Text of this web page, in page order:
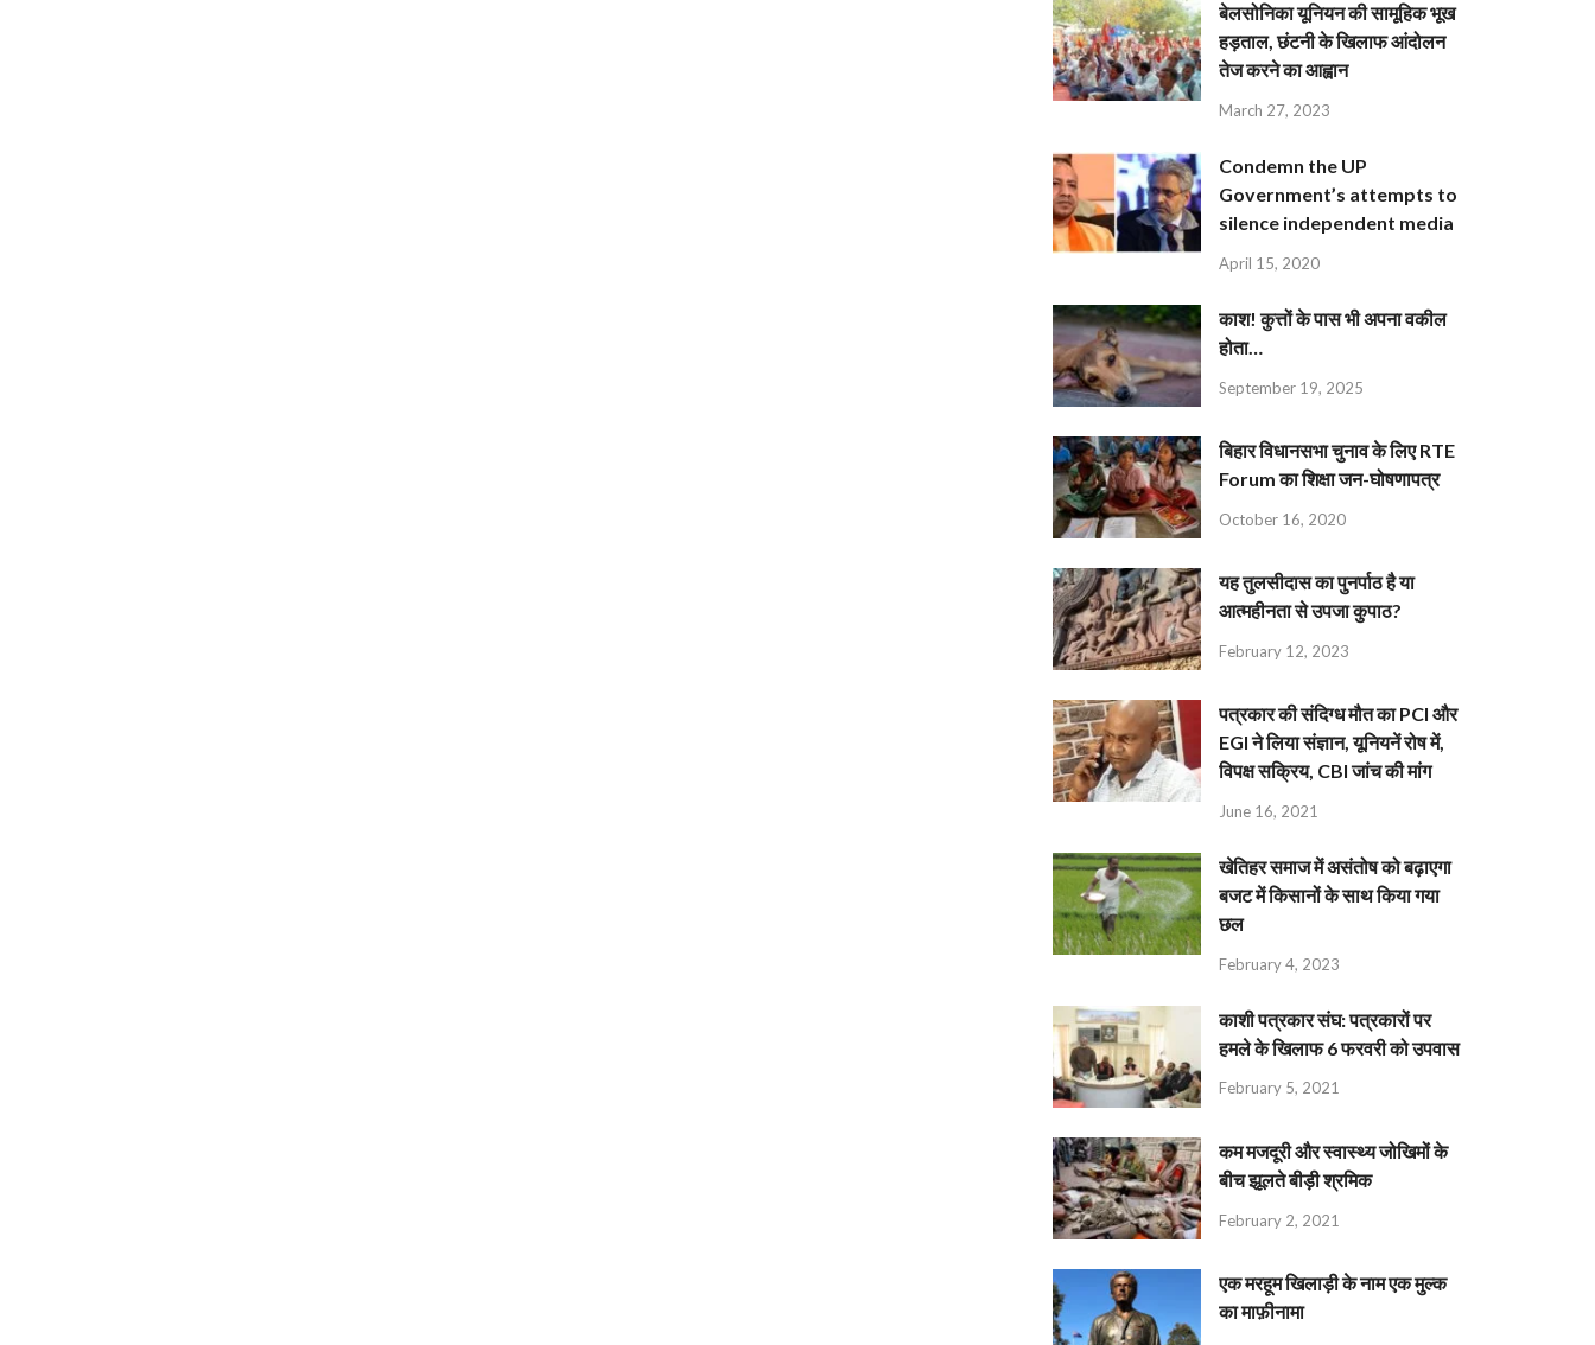
बेलसोनिका यूनियन की सामूहिक भूख
हड़ताल, छंटनी के खिलाफ आंदोलन
तेज करने का आह्वान
March 27, 2023
Condemn the UP
Government’s attempts to
silence independent media
April 15, 2020
काश! कुत्तों के पास भी अपना वकील
होता…
September 19, 2025
बिहार विधानसभा चुनाव के लिए RTE
Forum का शिक्षा जन-घोषणापत्र
October 16, 2020
यह तुलसीदास का पुनर्पाठ है या
आत्महीनता से उपजा कुपाठ?
February 12, 2023
पत्रकार की संदिग्ध मौत का PCI और
EGI ने लिया संज्ञान, यूनियनें रोष में,
विपक्ष सक्रिय, CBI जांच की मांग
June 16, 2021
खेतिहर समाज में असंतोष को बढ़ाएगा
बजट में किसानों के साथ किया गया
छल
February 4, 2023
काशी पत्रकार संघ: पत्रकारों पर
हमले के खिलाफ 6 फरवरी को उपवास
February 5, 2021
कम मजदूरी और स्वास्थ्य जोखिमों के
बीच झूलते बीड़ी श्रमिक
February 2, 2021
एक मरहूम खिलाड़ी के नाम एक मुल्क
का माफ़ीनामा